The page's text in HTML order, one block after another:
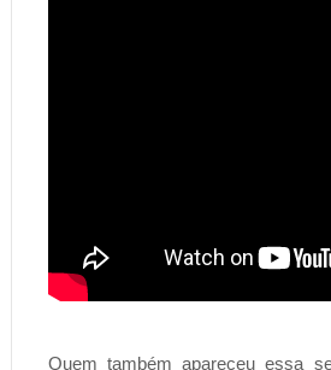
Quem também apareceu essa